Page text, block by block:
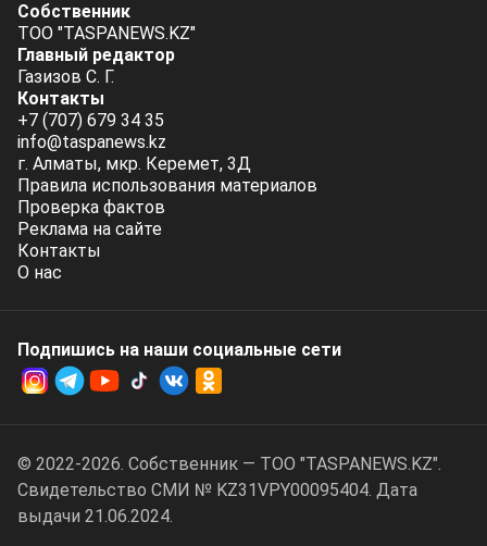
Собственник
ТОО "TASPANEWS.KZ"
Главный редактор
Газизов С. Г.
Контакты
+7 (707) 679 34 35
info@taspanews.kz
г. Алматы, мкр. Керемет, 3Д
Правила использования материалов
Проверка фактов
Реклама на сайте
Контакты
О нас
Подпишись на наши социальные cети
© 2022-2026. Собственник — ТОО "TASPANEWS.KZ".
Cвидетельство СМИ № KZ31VPY00095404. Дата
выдачи 21.06.2024.